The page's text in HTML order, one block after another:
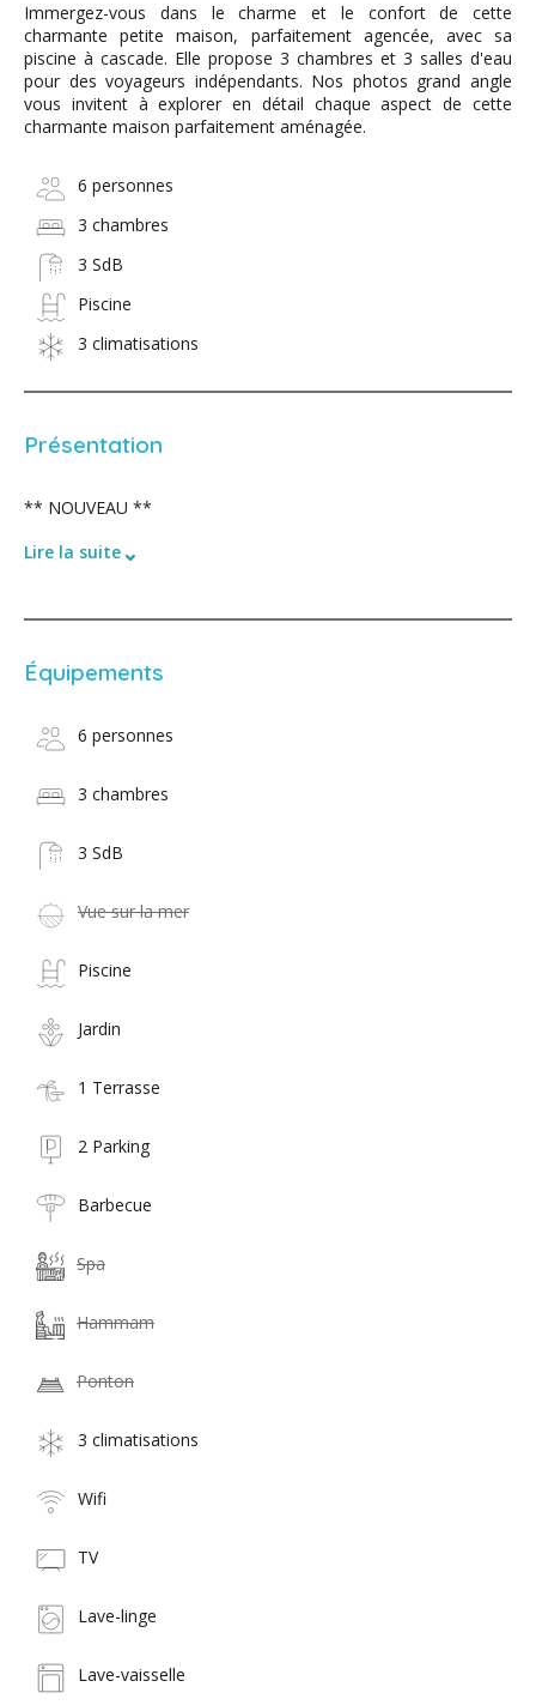
Immergez-vous dans le charme et le confort de cette
charmante petite maison, parfaitement agencée, avec sa
piscine à cascade. Elle propose 3 chambres et 3 salles d'eau
pour des voyageurs indépendants. Nos photos grand angle
vous invitent à explorer en détail chaque aspect de cette
charmante maison parfaitement aménagée.
6 personnes
3 chambres
3 SdB
Piscine
3 climatisations
Présentation
** NOUVEAU **
Lire la suite⌄
Équipements
6 personnes
3 chambres
3 SdB
Vue sur la mer
Piscine
Jardin
1 Terrasse
2 Parking
Barbecue
Spa
Hammam
Ponton
3 climatisations
Wifi
TV
Lave-linge
Lave-vaisselle